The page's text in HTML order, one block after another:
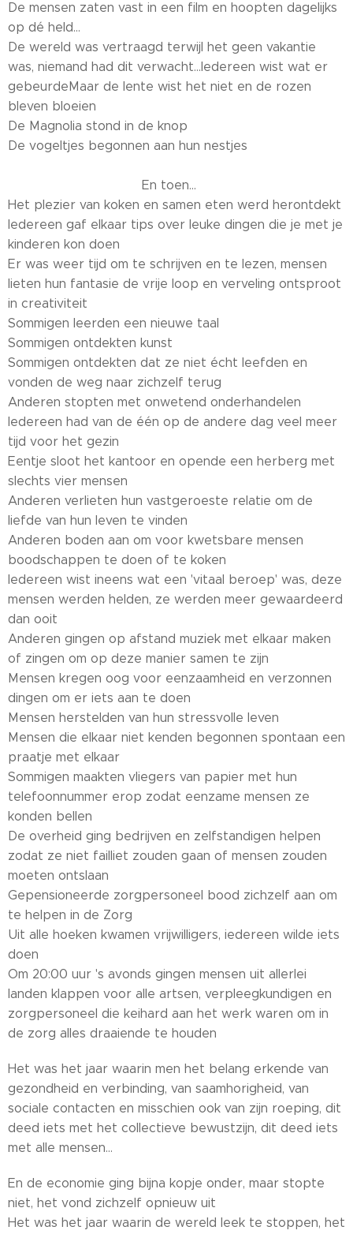
De mensen zaten vast in een film en hoopten dagelijks
op dé held...
De wereld was vertraagd terwijl het geen vakantie
was, niemand had dit verwacht...Iedereen wist wat er
gebeurdeMaar de lente wist het niet en de rozen
bleven bloeien
De Magnolia stond in de knop
De vogeltjes begonnen aan hun nestjes
En toen...
Het plezier van koken en samen eten werd herontdekt
Iedereen gaf elkaar tips over leuke dingen die je met je
kinderen kon doen
Er was weer tijd om te schrijven en te lezen, mensen
lieten hun fantasie de vrije loop en verveling ontsproot
in creativiteit
Sommigen leerden een nieuwe taal
Sommigen ontdekten kunst
Sommigen ontdekten dat ze niet écht leefden en
vonden de weg naar zichzelf terug
Anderen stopten met onwetend onderhandelen
Iedereen had van de één op de andere dag veel meer
tijd voor het gezin
Eentje sloot het kantoor en opende een herberg met
slechts vier mensen
Anderen verlieten hun vastgeroeste relatie om de
liefde van hun leven te vinden
Anderen boden aan om voor kwetsbare mensen
boodschappen te doen of te koken
Iedereen wist ineens wat een 'vitaal beroep' was, deze
mensen werden helden, ze werden meer gewaardeerd
dan ooit
Anderen gingen op afstand muziek met elkaar maken
of zingen om op deze manier samen te zijn
Mensen kregen oog voor eenzaamheid en verzonnen
dingen om er iets aan te doen
Mensen herstelden van hun stressvolle leven
Mensen die elkaar niet kenden begonnen spontaan een
praatje met elkaar
Sommigen maakten vliegers van papier met hun
telefoonnummer erop zodat eenzame mensen ze
konden bellen
De overheid ging bedrijven en zelfstandigen helpen
zodat ze niet failliet zouden gaan of mensen zouden
moeten ontslaan
Gepensioneerde zorgpersoneel bood zichzelf aan om
te helpen in de Zorg
Uit alle hoeken kwamen vrijwilligers, iedereen wilde iets
doen
Om 20:00 uur 's avonds gingen mensen uit allerlei
landen klappen voor alle artsen, verpleegkundigen en
zorgpersoneel die keihard aan het werk waren om in
de zorg alles draaiende te houden
Het was het jaar waarin men het belang erkende van
gezondheid en verbinding, van saamhorigheid, van
sociale contacten en misschien ook van zijn roeping, dit
deed iets met het collectieve bewustzijn, dit deed iets
met alle mensen...
En de economie ging bijna kopje onder, maar stopte
niet, het vond zichzelf opnieuw uit
Het was het jaar waarin de wereld leek te stoppen, het